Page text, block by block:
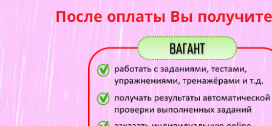
После оплаты Вы